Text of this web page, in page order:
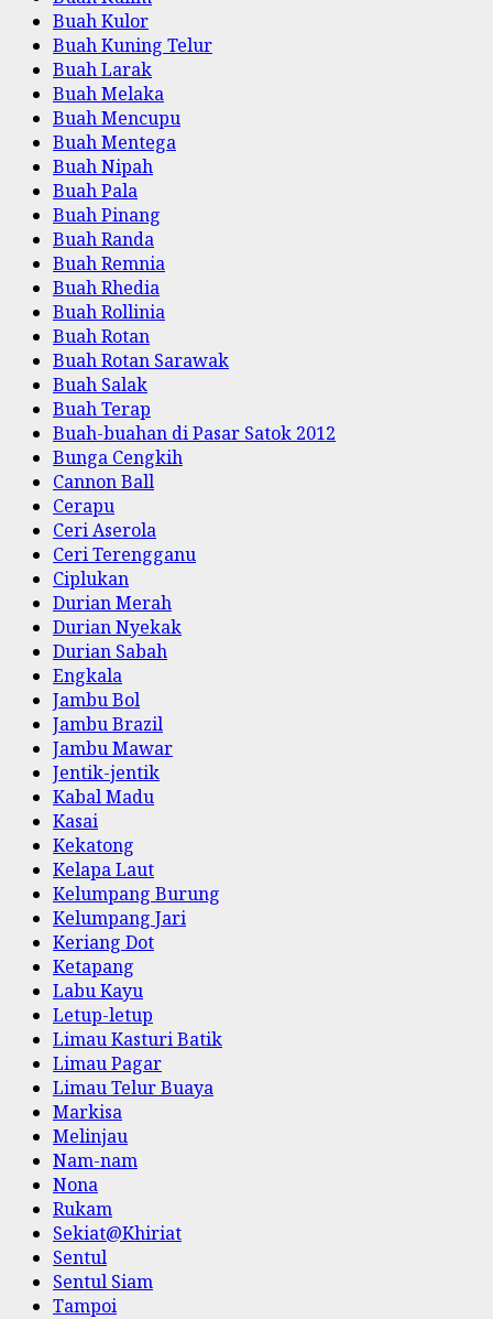
Buah Kulor
Buah Kuning Telur
Buah Larak
Buah Melaka
Buah Mencupu
Buah Mentega
Buah Nipah
Buah Pala
Buah Pinang
Buah Randa
Buah Remnia
Buah Rhedia
Buah Rollinia
Buah Rotan
Buah Rotan Sarawak
Buah Salak
Buah Terap
Buah-buahan di Pasar Satok 2012
Bunga Cengkih
Cannon Ball
Cerapu
Ceri Aserola
Ceri Terengganu
Ciplukan
Durian Merah
Durian Nyekak
Durian Sabah
Engkala
Jambu Bol
Jambu Brazil
Jambu Mawar
Jentik-jentik
Kabal Madu
Kasai
Kekatong
Kelapa Laut
Kelumpang Burung
Kelumpang Jari
Keriang Dot
Ketapang
Labu Kayu
Letup-letup
Limau Kasturi Batik
Limau Pagar
Limau Telur Buaya
Markisa
Melinjau
Nam-nam
Nona
Rukam
Sekiat@Khiriat
Sentul
Sentul Siam
Tampoi